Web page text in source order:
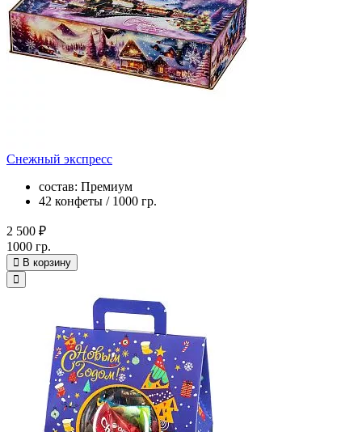
Снежный экспресс
состав: Премиум
42 конфеты / 1000 гр.
2 500 ₽
1000 гр.
В корзину